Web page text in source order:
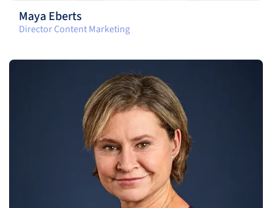
Maya Eberts
Director Content Marketing